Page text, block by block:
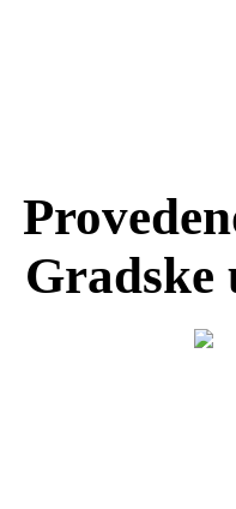
Gradske